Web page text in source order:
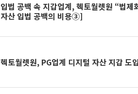
입법 공백 속 지갑업계, 헥토월렛원 “법제
자산 입법 공백의 비용③]
헥토월렛원, PG업계 디지털 자산 지갑 도